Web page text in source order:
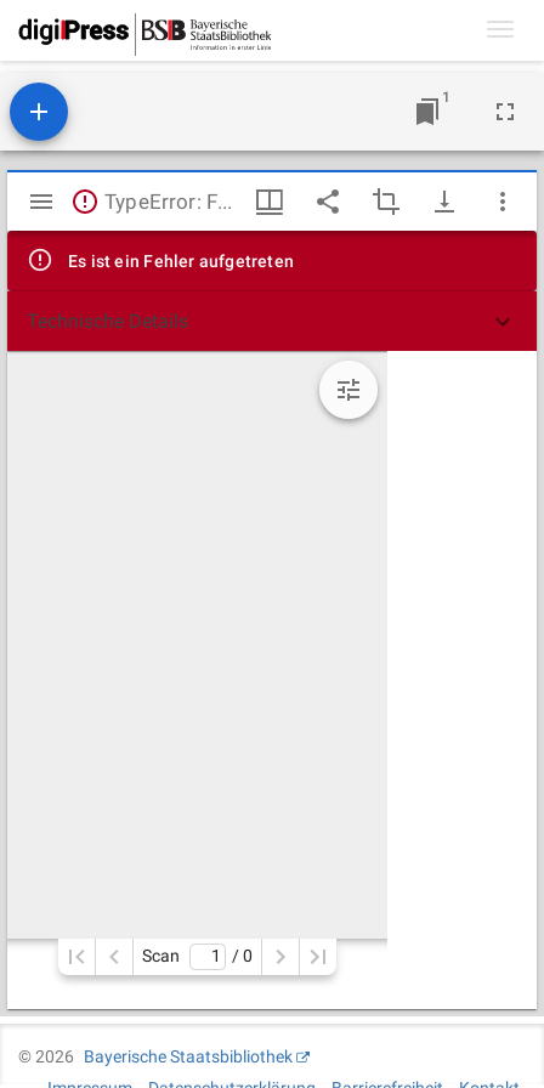
1
Mirador
Viewer
TypeError: Failed to fetch
Es ist ein Fehler aufgetreten
Technische Details
Scan / 0
©2026
Bayerische Staatsbibliothek